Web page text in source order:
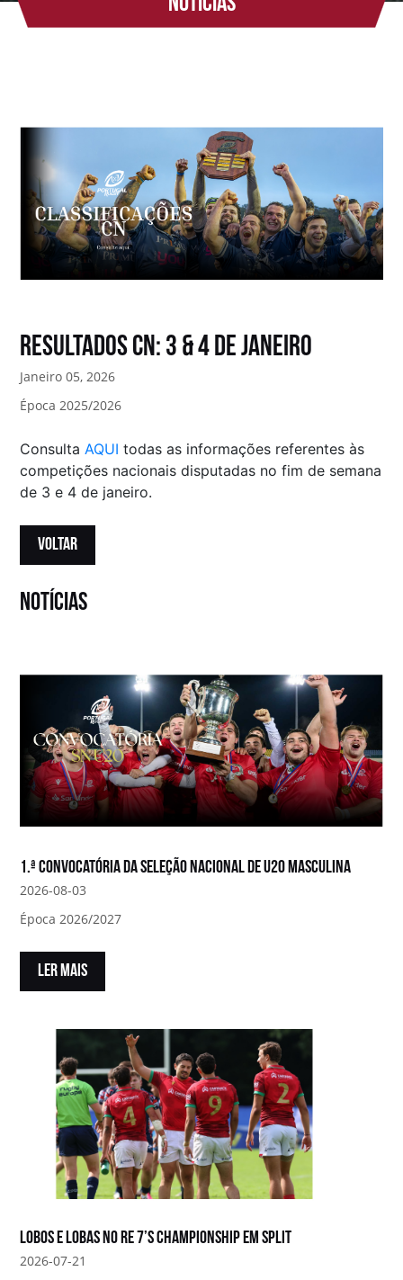
Resultados CN: 3 & 4 de Janeiro
Janeiro 05, 2026
Época 2025/2026
Consulta AQUI todas as informações referentes às
competições nacionais disputadas no fim de semana
de 3 e 4 de janeiro.
VOLTAR
notícias
1.ª convocatória da Seleção Nacional de U20 Masculina
2026-08-03
Época 2026/2027
LER MAIS
Lobos e Lobas no RE 7’s Championship em Split
2026-07-21